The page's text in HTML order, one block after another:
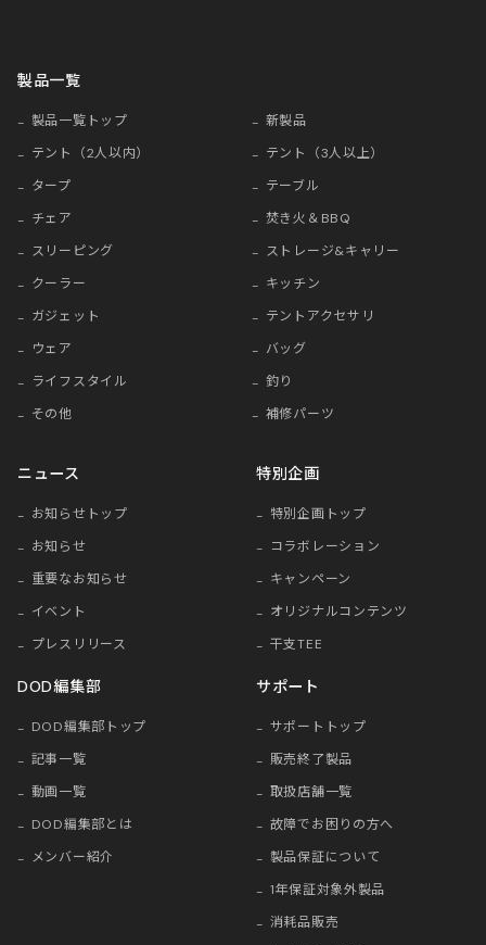
製品一覧
製品一覧トップ
新製品
テント（2人以内）
テント（3人以上）
タープ
テーブル
チェア
焚き火＆BBQ
スリーピング
ストレージ&キャリー
クーラー
キッチン
ガジェット
テントアクセサリ
ウェア
バッグ
ライフスタイル
釣り
その他
補修パーツ
ニュース
お知らせトップ
お知らせ
重要なお知らせ
イベント
プレスリリース
特別企画
特別企画トップ
コラボレーション
キャンペーン
オリジナルコンテンツ
干支TEE
DOD編集部
DOD編集部トップ
記事一覧
動画一覧
DOD編集部とは
メンバー紹介
サポート
サポートトップ
販売終了製品
取扱店舗一覧
故障でお困りの方へ
製品保証について
1年保証対象外製品
消耗品販売